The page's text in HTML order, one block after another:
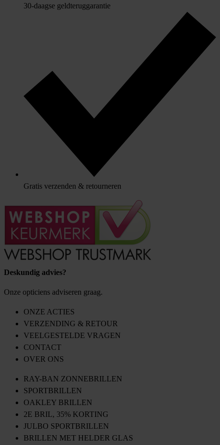
30-daagse geldteruggarantie
Gratis verzenden & retourneren
Deskundig advies?
Onze opticiens adviseren graag.
ONZE ACTIES
VERZENDING & RETOUR
VEELGESTELDE VRAGEN
CONTACT
OVER ONS
RAY-BAN ZONNEBRILLEN
SPORTBRILLEN
OAKLEY BRILLEN
2E BRIL, 35% KORTING
JULBO SPORTBRILLEN
BRILLEN MET HELDER GLAS